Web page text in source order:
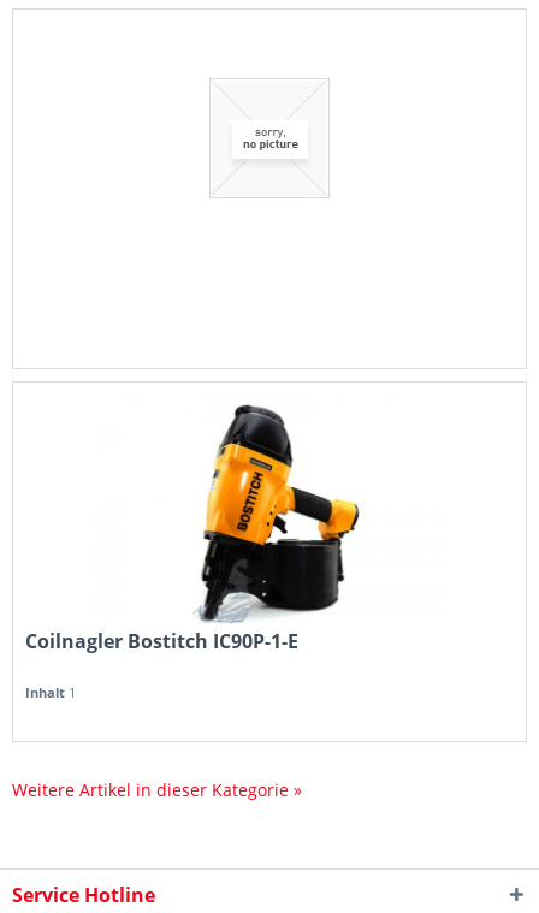
Coilnagler Bostitch IC90P-1-E
Inhalt 1
Weitere Artikel in dieser Kategorie »
Service Hotline